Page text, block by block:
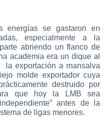
energías se gastaron en
especialmente a la
abriendo un flanco de
academia era un dique al
la exportación a mansalva
molde exportador cuya
destruido por
que hoy la LMB sea
antes de la
de ligas menores.